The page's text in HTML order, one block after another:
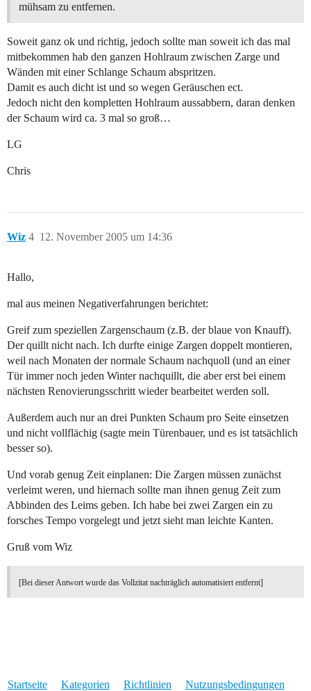
mühsam zu entfernen.
Soweit ganz ok und richtig, jedoch sollte man soweit ich das mal
mitbekommen hab den ganzen Hohlraum zwischen Zarge und
Wänden mit einer Schlange Schaum abspritzen.
Damit es auch dicht ist und so wegen Geräuschen ect.
Jedoch nicht den kompletten Hohlraum aussabbern, daran denken
der Schaum wird ca. 3 mal so groß…
LG
Chris
Wiz 12. November 2005 um 14:36
4
Hallo,
mal aus meinen Negativerfahrungen berichtet:
Greif zum speziellen Zargenschaum (z.B. der blaue von Knauff).
Der quillt nicht nach. Ich durfte einige Zargen doppelt montieren,
weil nach Monaten der normale Schaum nachquoll (und an einer
Tür immer noch jeden Winter nachquillt, die aber erst bei einem
nächsten Renovierungsschritt wieder bearbeitet werden soll.
Außerdem auch nur an drei Punkten Schaum pro Seite einsetzen
und nicht vollflächig (sagte mein Türenbauer, und es ist tatsächlich
besser so).
Und vorab genug Zeit einplanen: Die Zargen müssen zunächst
verleimt weren, und hiernach sollte man ihnen genug Zeit zum
Abbinden des Leims geben. Ich habe bei zwei Zargen ein zu
forsches Tempo vorgelegt und jetzt sieht man leichte Kanten.
Gruß vom Wiz
[Bei dieser Antwort wurde das Vollzitat nachträglich automatisiert entfernt]
Startseite Kategorien Richtlinien Nutzungsbedingungen